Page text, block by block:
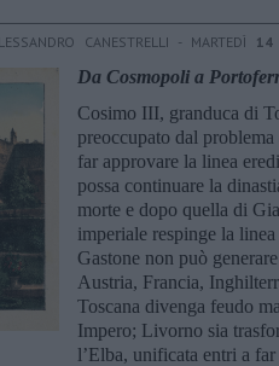
CANESTRELLI - MARTEDÌ 14
Da Cosmopoli a
Cosimo III, granduca di
preoccupato dal
far approvare la linea
possa continuare la
morte e dopo quella di
imperiale respinge la
Gastone non può
Austria, Francia,
Toscana divenga feudo
Impero; Livorno sia
l’Elba, unificata entri a